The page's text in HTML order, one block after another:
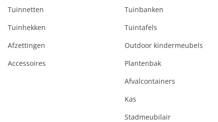
Tuinnetten
Tuinhekken
Afzettingen
Accessoires
Tuinbanken
Tuintafels
Outdoor kindermeubels
Plantenbak
Afvalcontainers
Kas
Stadmeubilair